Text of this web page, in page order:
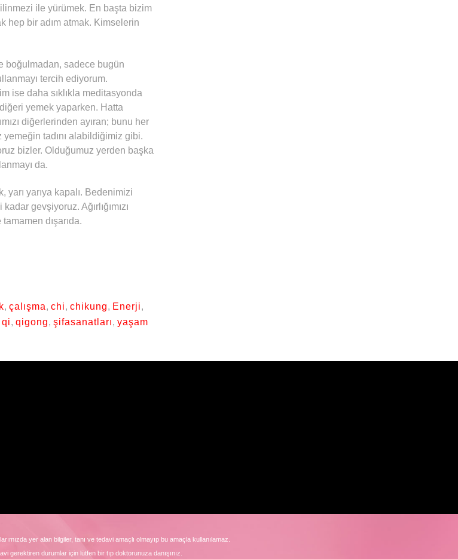
ile yürümek. En başta bizim
hep bir adım atmak. Kimselerin
boğulmadan, sadece bugün
tercih ediyorum.
ise daha sıklıkla meditasyonda
yemek yaparken. Hatta
diğerlerinden ayıran; bunu her
yemeğin tadını alabildiğimiz gibi.
bizler. Olduğumuz yerden başka
da.
yarı yarıya kapalı. Bedenimizi
gevşiyoruz. Ağırlığımızı
dışarıda.
, çalışma, chi, chikung, Enerji,
qi, qigong, şifasanatları, yaşam
yer alan bilgiler, tanı ve tedavi amaçlı olmayıp bu amaçla kullanılamaz.
gerektiren durumlar için lütfen bir tıp doktorunuza danışınız.